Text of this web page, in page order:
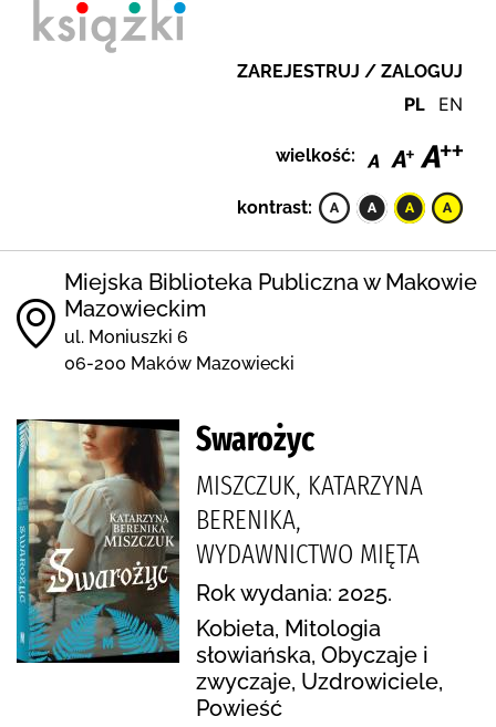
ZAREJESTRUJ / ZALOGUJ
PL EN
wielkość:
kontrast:
Miejska Biblioteka Publiczna w Makowie
Mazowieckim
ul. Moniuszki 6
06-200 Maków Mazowiecki
Swarożyc
MISZCZUK, KATARZYNA
BERENIKA,
WYDAWNICTWO MIĘTA
Rok wydania: 2025.
Kobieta, Mitologia
słowiańska, Obyczaje i
zwyczaje, Uzdrowiciele,
Powieść